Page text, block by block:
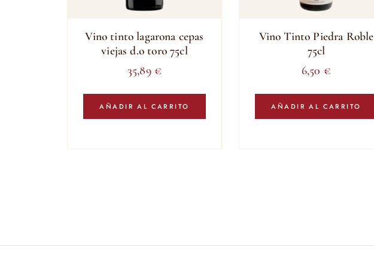
Vino tinto lagarona cepas
viejas d.o toro 75cl
35,89 €
AÑADIR AL CARRITO
Vino Tinto Piedra Roble
75cl
6,50 €
AÑADIR AL CARRITO